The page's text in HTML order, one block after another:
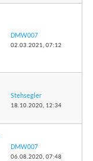
DMW007
02.03.2021, 07:12
Stehsegler
18.10.2020, 12:34
DMW007
06.08.2020, 07:48